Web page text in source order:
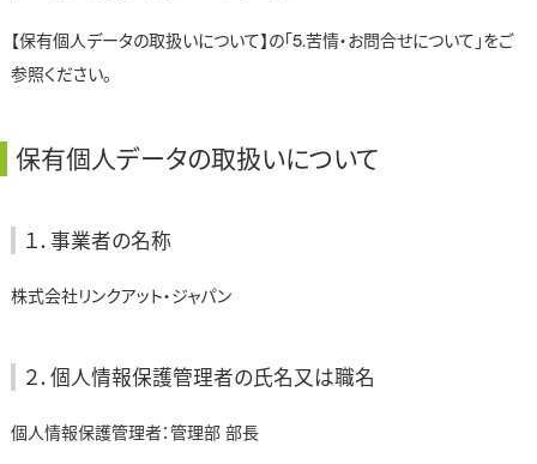
【保有個人データの取扱いについて】の「5.苦情・お問合せについて」をご
参照ください。
保有個人データの取扱いについて
１．事業者の名称
株式会社リンクアット・ジャパン
２．個人情報保護管理者の氏名又は職名
個人情報保護管理者：管理部 部長